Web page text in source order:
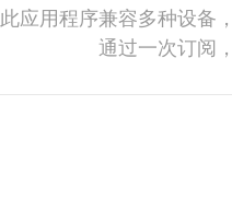
此应用程序兼容多种设备
通过一次订阅